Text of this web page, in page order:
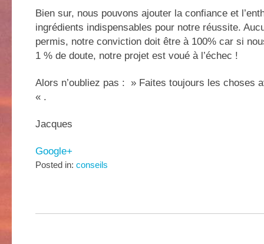
Bien sur, nous pouvons ajouter la confiance et
ingrédients indispensables pour notre réussite.
permis, notre conviction doit être à 100% car si
1 % de doute, notre projet est voué à l’échec !
Alors n’oubliez pas : » Faites toujours les choses
« .
Jacques
Google+
Posted in: conseils